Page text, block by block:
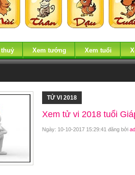
Xem tướng Xem tuổi
TỬ VI 2018
Xem tử vi 2018 tuổi
Ngày: 10-10-2017 15:29:41 đăng bởi